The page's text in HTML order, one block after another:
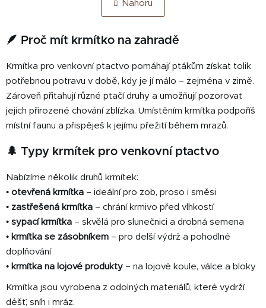
l
á
a
í
p
r
v
k
v
p
i
s
u
n
k
v
n
í
Nahoru
🪶 Proč mít krmítko na zahradě
Krmítka pro venkovní ptactvo pomáhají ptákům získat tolik
potřebnou potravu v době, kdy je jí málo – zejména v zimě.
Zároveň přitahují různé ptačí druhy a umožňují pozorovat
jejich přirozené chování zblízka. Umístěním krmítka podpoříš
místní faunu a přispěješ k jejímu přežití během mrazů.
🌲 Typy krmítek pro venkovní ptactvo
Nabízíme několik druhů krmítek:
• otevřená krmítka – ideální pro zob, proso i směsi
• zastřešená krmítka – chrání krmivo před vlhkostí
• sypací krmítka – skvělá pro slunečnici a drobná semena
• krmítka se zásobníkem – pro delší výdrž a pohodlné
doplňování
• krmítka na lojové produkty – na lojové koule, válce a bloky
Krmítka jsou vyrobena z odolných materiálů, které vydrží
déšť, sníh i mráz.